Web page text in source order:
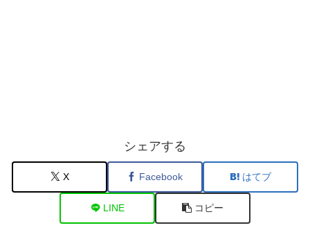
シェアする
X Facebook はてブ
LINE コピー